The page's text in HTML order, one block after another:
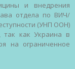
и внедрения
отдела по ВИЧ/
(УНП ООН)
так как Украина в
на ограниченное